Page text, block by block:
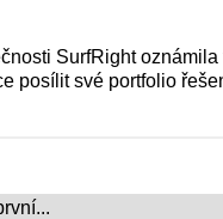
SurfRight
posílit své portfolio